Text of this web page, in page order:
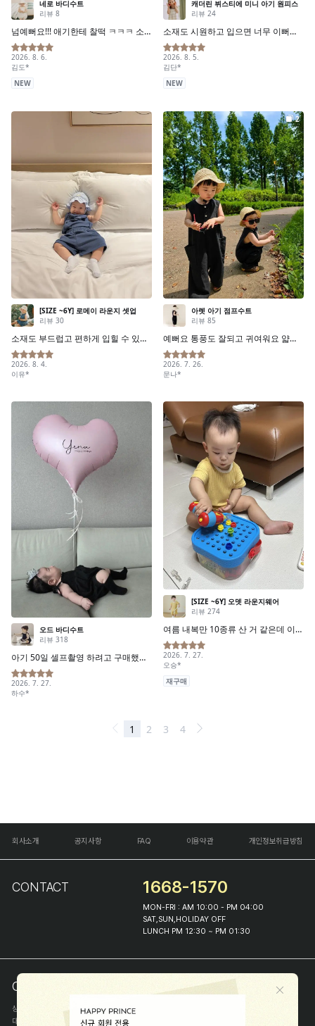
회사소개 공지사항 FAQ 이용약관 개인정보취급방침
CONTACT 1668-1570
MON-FRI : AM 10:00 - PM 04:00
SAT,SUN,HOLIDAY OFF
LUNCH PM 12:30 ~ PM 01:30
COMPANY INFO
상호
(주)해피프린스
대표
이화진